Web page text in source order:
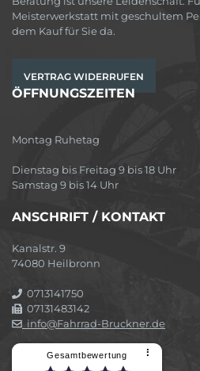
Meisterwerkstatt mit geschultem
dem Kauf für Sie da.
VERTRAG WIDERRUFEN
ÖFFNUNGSZEITEN
Montag Ruhetag
Dienstag bis Freitag 9 bis 18 Uhr
Samstag 9 bis 14 Uhr
ANSCHRIFT / KONTAKT
Kanalstr. 9
74080 Heilbronn
0713141750
07131483142
info@Fahrrad-Bruckner.de
Gesamtbewertung ⠇